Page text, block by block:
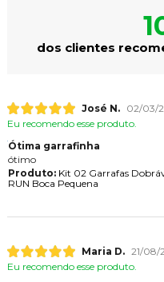
dos clientes
José N.
02/03/
Eu recomendo esse produto.
Ótima garrafinha
ótimo
Produto:Kit 02 Garrafas
RUN Boca Pequena
Maria D. 21/08/
Eu recomendo esse produto.